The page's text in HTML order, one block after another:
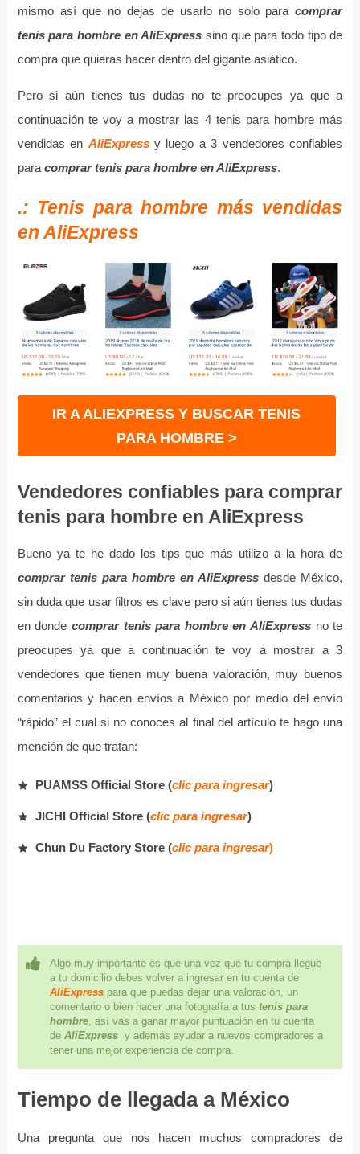
mismo así que no dejas de usarlo no solo paracomprar
tenis para hombre en AliExpress sino que para todo tipo de
compra que quieras hacer dentro del gigante asiático.
Pero si aún tienes tus dudas no te preocupes ya que a
continuación te voy a mostrar las 4 tenis para hombre más
vendidas en AliExpressy luego a 3 vendedores confiables
para comprar tenis para hombre en AliExpress.
.: Tenis para hombre más vendidas
en AliExpress
IR A ALIEXPRESS Y BUSCAR TENIS
PARA HOMBRE >
Vendedores confiables para comprar
tenis para hombre en AliExpress
Bueno ya te he dado los tips que más utilizo a la hora de
comprar tenis para hombre en AliExpressdesde México,
sin duda que usar filtros es clave pero si aún tienes tus dudas
en dondecomprar tenis para hombre en AliExpress no te
preocupes ya que a continuación te voy a mostrar a 3
vendedores que tienen muy buena valoración, muy buenos
comentarios y hacen envíos a México por medio del envío
“rápido” el cual si no conoces al final del artículo te hago una
mención de que tratan:
PUAMSS Official Store (clic para ingresar)
JICHI Official Store (clic para ingresar)
Chun Du Factory Store (clic para ingresar)
Algo muy importante es que una vez que tu compra llegue
a tu domicilio debes volver a ingresar en tu cuenta de
AliExpresspara que puedas dejar una valoración, un
comentario o bien hacer una fotografía a tus tenis para
hombre, así vas a ganar mayor puntuación en tu cuenta
de AliExpressy además ayudar a nuevos compradores a
tener una mejor experiencia de compra.
Tiempo de llegada a México
Una pregunta que nos hacen muchos compradores de